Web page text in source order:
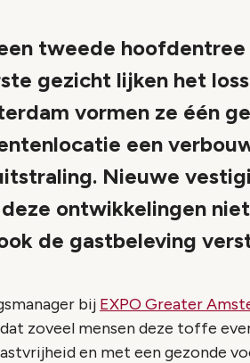
tweede
gezicht lijken het
vormen ze één
een
Nieuwe
ontwikkelingen
de gastbeleving
bij EXPO Greater
dat zoveel mensen deze toffe
en met een gezonde